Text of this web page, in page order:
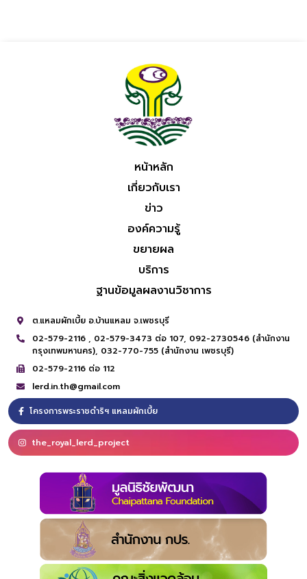
หน้าหลัก
เกี่ยวกับเรา
ข่าว
องค์ความรู้
ขยายผล
บริการ
ฐานข้อมูลผลงานวิชาการ
ต.แหลมผักเบี้ย อ.บ้านแหลม จ.เพชรบุรี
02-579-2116 , 02-579-3473 ต่อ 107, 092-2730546 (สำนักงาน
กรุงเทพมหานคร), 032-770-755 (สำนักงาน เพชรบุรี)
02-579-2116 ต่อ 112
lerd.in.th@gmail.com
โครงการพระราชดำริฯ แหลมผักเบี้ย
the_royal_lerd_project